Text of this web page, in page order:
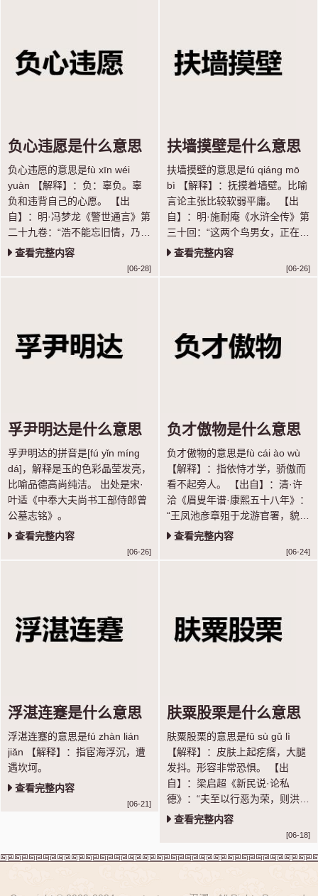
负心违愿是什么意思
负心违愿的意思是fù xīn wéi
yuàn 【解释】：负：辜负。辜
负和违背自己的心愿。 【出
自】：明·冯梦龙《警世通言》第
二十九卷：“浩不能忘旧情，乃遣
惠寂密告莺曰：‘浩非负心，实被
季父所逼，复与孙氏结亲，负心
查看完整内容
[06-28]
扶墙摸壁是什么意思
扶墙摸壁的意思是fú qiáng mō
bì 【解释】：抚摸着墙壁。比喻
言论主张比较软弱平庸。 【出
自】：明·施耐庵《水浒全传》第
三十回：“这两个鸟男女，正在缸
里扶墙摸壁扎挣。”
查看完整内容
[06-26]
孚尹明达是什么意思
孚尹明达的拼音是[fú yǐn míng
dá]，解释是玉的色彩晶莹发亮，
比喻品德高尚纯洁。 出处是宋·
叶适《中奉大夫尚书工部侍郎曾
公墓志铭》。
查看完整内容
[06-26]
负才傲物是什么意思
负才傲物的意思是fù cái ào wù
【解释】：指依恃才学，骄傲而
看不起旁人。 【出自】：清·许
洽《眉叟年谱·康熙五十八年》：
“王凤池彦章殂于龙游官署，貌癯
猥琐；陈思洛殂于湖广学院署；
张自服于徽州馆，皆负才傲物者
查看完整内容
[06-24]
浮湛连蹇是什么意思
浮湛连蹇的意思是fú zhàn lián
jiǎn 【解释】：指宦海浮沉，遭
遇坎坷。
查看完整内容
[06-21]
肤粟股栗是什么意思
肤粟股栗的意思是fū sù gǔ lì
【解释】：皮肤上起疙瘩，大腿
发抖。形容非常恐惧。 【出
自】：梁启超《新民说·论私
德》：“夫至以行恶为荣，则洪水
猛兽，足喻斯惨耶？君子念此，
查看完整内容
[06-18]